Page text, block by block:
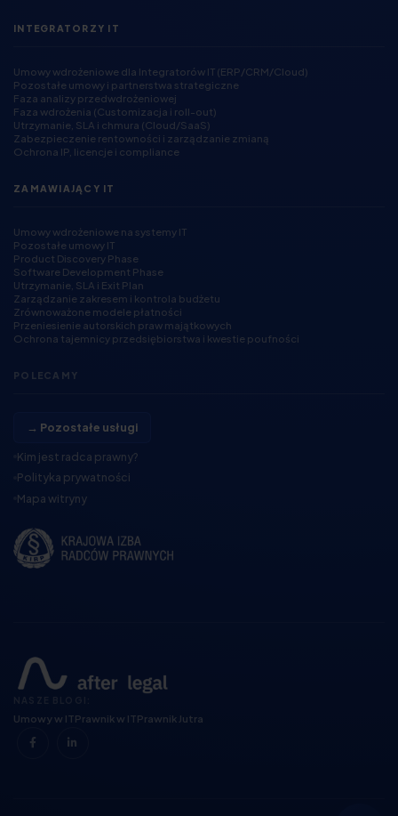
INTEGRATORZY IT
Umowy wdrożeniowe dla Integratorów IT (ERP/CRM/Cloud)
Pozostałe umowy i partnerstwa strategiczne
Faza analizy przedwdrożeniowej
Faza wdrożenia (Customizacja i roll-out)
Utrzymanie, SLA i chmura (Cloud/SaaS)
Zabezpieczenie rentowności i zarządzanie zmianą
Ochrona IP, licencje i compliance
ZAMAWIAJĄCY IT
Umowy wdrożeniowe na systemy IT
Pozostałe umowy IT
Product Discovery Phase
Software Development Phase
Utrzymanie, SLA i Exit Plan
Zarządzanie zakresem i kontrola budżetu
Zrównoważone modele płatności
Przeniesienie autorskich praw majątkowych
Ochrona tajemnicy przedsiębiorstwa i kwestie poufności
POLECAMY
→ Pozostałe usługi
Kim jest radca prawny?
Polityka prywatności
Mapa witryny
Umowy w ITPrawnik w ITPrawnik Jutra